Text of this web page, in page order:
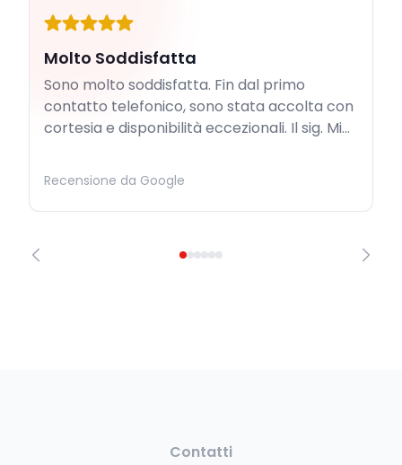
Molto Soddisfatta
Sono molto soddisfatta. Fin dal primo
contatto telefonico, sono stata accolta con
cortesia e disponibilità eccezionali. Il sig. Mi...
Recensione da Google
Contatti